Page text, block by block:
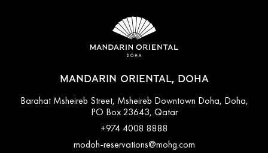
MANDARIN ORIENTAL, DOHA
Barahat Msheireb Street, Msheireb Downtown Doha, Doha,
PO Box 23643, Qatar
+974 4008 8888
modoh-reservations@mohg.com